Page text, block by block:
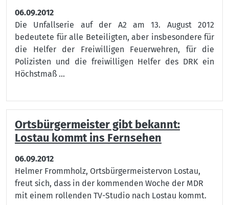
06.09.2012
Die Unfallserie auf der A2 am 13. August 2012
bedeutete für alle Beteiligten, aber insbesondere für
die Helfer der Freiwilligen Feuerwehren, für die
Polizisten und die freiwilligen Helfer des DRK ein
Höchstmaß ...
Ortsbürgermeister gibt bekannt:
Lostau kommt ins Fernsehen
06.09.2012
Helmer Frommholz, Ortsbürgermeistervon Lostau,
freut sich, dass in der kommenden Woche der MDR
mit einem rollenden TV-Studio nach Lostau kommt.